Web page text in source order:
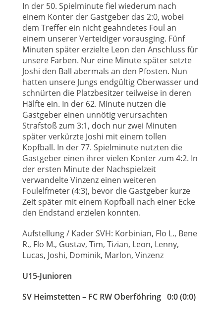
In der 50. Spielminute fiel wiederum nach
einem Konter der Gastgeber das 2:0, wobei
dem Treffer ein nicht geahndetes Foul an
einem unserer Verteidiger vorausging. Fünf
Minuten später erzielte Leon den Anschluss für
unsere Farben. Nur eine Minute später setzte
Joshi den Ball abermals an den Pfosten. Nun
hatten unsere Jungs endgültig Oberwasser und
schnürten die Platzbesitzer teilweise in deren
Hälfte ein. In der 62. Minute nutzen die
Gastgeber einen unnötig verursachten
Strafstoß zum 3:1, doch nur zwei Minuten
später verkürzte Joshi mit einem tollen
Kopfball. In der 77. Spielminute nutzten die
Gastgeber einen ihrer vielen Konter zum 4:2. In
der ersten Minute der Nachspielzeit
verwandelte Vinzenz einen weiteren
Foulelfmeter (4:3), bevor die Gastgeber kurze
Zeit später mit einem Kopfball nach einer Ecke
den Endstand erzielen konnten.
Aufstellung / Kader SVH: Korbinian, Flo L., Bene
R., Flo M., Gustav, Tim, Tizian, Leon, Lenny,
Lucas, Joshi, Dominik, Marlon, Vinzenz
U15-Junioren
SV Heimstetten – FC RW Oberföhring 0:0 (0:0)